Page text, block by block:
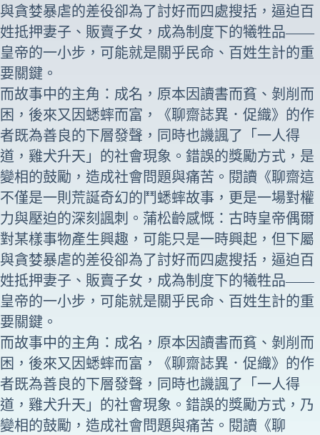
與貪婪暴虐的差役卻為了討好而四處搜括，逼迫百
姓抵押妻子、販賣子女，成為制度下的犧牲品——
皇帝的一小步，可能就是關乎民命、百姓生計的重
要關鍵。
而故事中的主角：成名，原本因讀書而貧、剝削而
困，後來又因蟋蟀而富，《聊齋誌異 ． 促織》的作
者既為善良的下層發聲，同時也譏諷了「一人得
道，雞犬升天」的社會現象。錯誤的獎勵方式，是
變相的鼓勵，造成社會問題與痛苦。閱讀《聊齋這
不僅是一則荒誕奇幻的鬥蟋蟀故事，更是一場對權
力與壓迫的深刻諷刺。蒲松齡感慨：古時皇帝偶爾
對某樣事物產生興趣，可能只是一時興起，但下屬
與貪婪暴虐的差役卻為了討好而四處搜括，逼迫百
姓抵押妻子、販賣子女，成為制度下的犧牲品——
皇帝的一小步，可能就是關乎民命、百姓生計的重
要關鍵。
而故事中的主角：成名，原本因讀書而貧、剝削而
困，後來又因蟋蟀而富，《聊齋誌異 ． 促織》的作
者既為善良的下層發聲，同時也譏諷了「一人得
道，雞犬升天」的社會現象。錯誤的獎勵方式，乃
變相的鼓勵，造成社會問題與痛苦。閱讀《聊